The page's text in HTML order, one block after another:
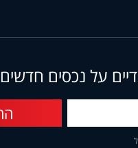
על נכסים חדשים